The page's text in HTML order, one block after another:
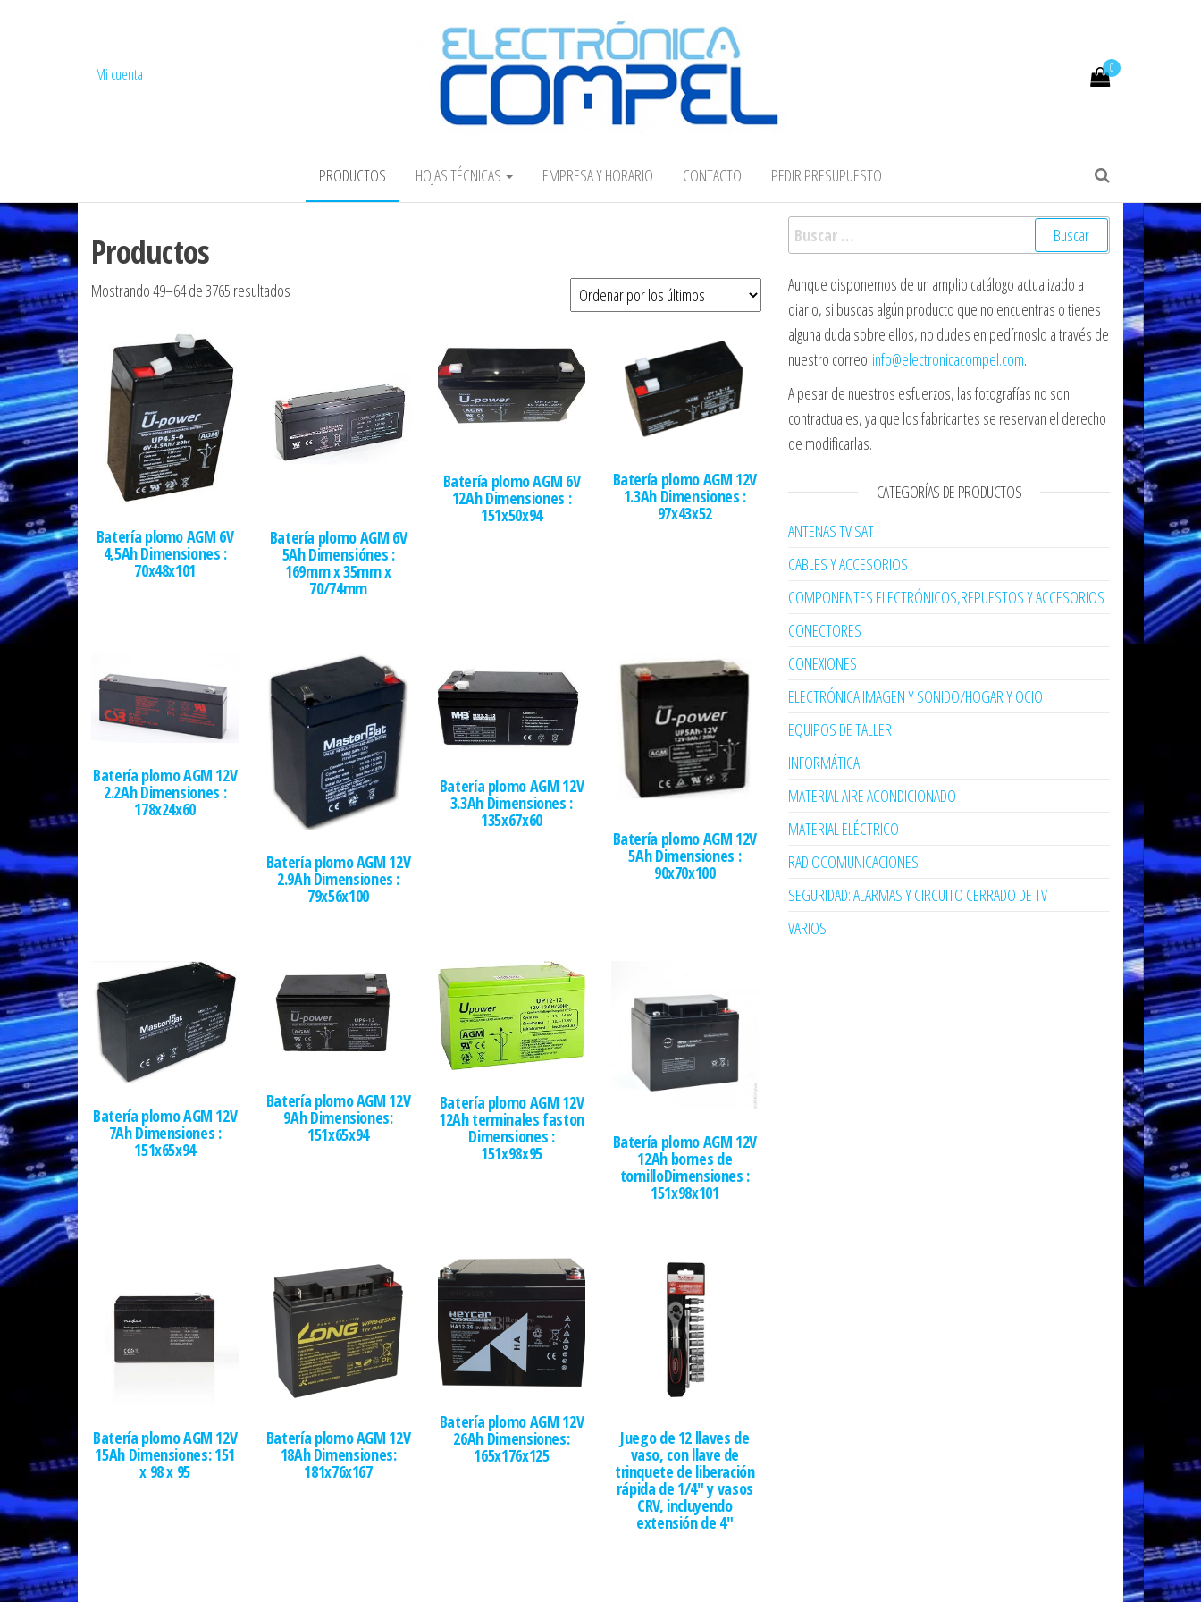
COMPEL Electrónica COMPEL
0
Mi cuenta
PRODUCTOS HOJAS TÉCNICAS EMPRESA Y HORARIO CONTACTO PEDIR PRESUPUESTO
Productos
Mostrando 49–64 de 3765 resultados
Batería plomo AGM 6V
4,5Ah Dimensiones :
70x48x101
Batería plomo AGM 6V
5Ah Dimensiónes :
169mm x 35mm x
70/74mm
Batería plomo AGM 6V
12Ah Dimensiones :
151x50x94
Batería plomo AGM 12V
1.3Ah Dimensiones :
97x43x52
Batería plomo AGM 12V
2.2Ah Dimensiones :
178x24x60
Batería plomo AGM 12V
2.9Ah Dimensiones :
79x56x100
Batería plomo AGM 12V
3.3Ah Dimensiones :
135x67x60
Batería plomo AGM 12V
5Ah Dimensiones :
90x70x100
Batería plomo AGM 12V
7Ah Dimensiones :
151x65x94
Batería plomo AGM 12V
9Ah Dimensiones:
151x65x94
Batería plomo AGM 12V
12Ah terminales faston
Dimensiones :
151x98x95
Batería plomo AGM 12V
12Ah bornes de
tornilloDimensiones :
151x98x101
Batería plomo AGM 12V
15Ah Dimensiones: 151
x 98 x 95
Batería plomo AGM 12V
18Ah Dimensiones:
181x76x167
Batería plomo AGM 12V
26Ah Dimensiones:
165x176x125
Juego de 12 llaves de
vaso, con llave de
trinquete de liberación
rápida de 1/4″ y vasos
CRV, incluyendo
extensión de 4″
Buscar:
Aunque disponemos de un amplio catálogo actualizado a
diario, si buscas algún producto que no encuentras o tienes
alguna duda sobre ellos, no dudes en pedírnoslo a través de
nuestro correo info@electronicacompel.com.
A pesar de nuestros esfuerzos, las fotografías no son
contractuales, ya que los fabricantes se reservan el derecho
de modificarlas.
CATEGORÍAS DE PRODUCTOS
ANTENAS TV SAT
CABLES Y ACCESORIOS
COMPONENTES ELECTRÓNICOS,REPUESTOS Y ACCESORIOS
CONECTORES
CONEXIONES
ELECTRÓNICA:IMAGEN Y SONIDO/HOGAR Y OCIO
EQUIPOS DE TALLER
INFORMÁTICA
MATERIAL AIRE ACONDICIONADO
MATERIAL ELÉCTRICO
RADIOCOMUNICACIONES
SEGURIDAD: ALARMAS Y CIRCUITO CERRADO DE TV
VARIOS